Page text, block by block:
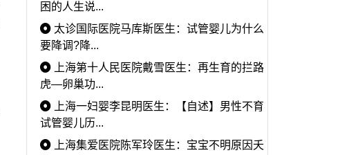
困的人生说...
太诊国际医院马库斯医生：试管婴儿为什么
要降调?降...
上海第十人民医院戴雪医生：再生育的拦路
虎—卵巢功...
上海一妇婴李昆明医生：【自述】男性不育
试管婴儿历...
上海集爱医院陈军玲医生：宝宝不明原因夭